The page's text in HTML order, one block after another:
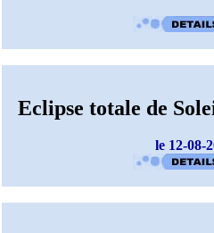
Eclipse totale de
le 12-08-